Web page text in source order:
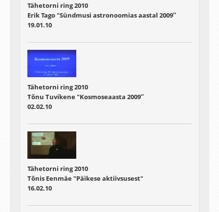
Tähetorni ring 2010
Erik Tago "Sündmusi astronoomias aastal 2009″
19.01.10
Tähetorni ring 2010
Tõnu Tuvikene "Kosmoseaasta 2009″
02.02.10
Tähetorni ring 2010
Tõnis Eenmäe "Päikese aktiivsusest"
16.02.10